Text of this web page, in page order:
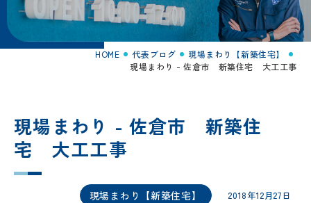
HOME 代表ブログ
現場まわり【新築住宅】
現場まわり - 佐倉市 新築住宅 大工工事
現場まわり - 佐倉市 新築住
宅 大工工事
現場まわり【新築住宅】 2018年12月27日